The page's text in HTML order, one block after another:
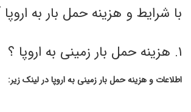
با شرایط و هزینه حمل بار به
۱. هزینه حمل بار زمینی به اروپا ؟
اطلاعات و هزینه حمل بار زمینی به اروپا در لینک زیر: